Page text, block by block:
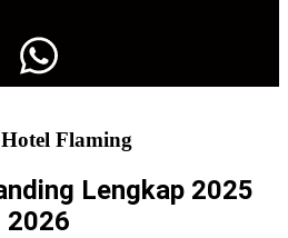
Flaming
Lengkap 2025
2026